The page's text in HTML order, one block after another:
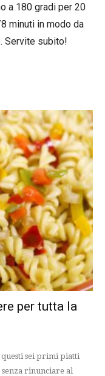
a 180 gradi per 20
minuti in modo da
Servite subito!
per tutta la
sei primi piatti
rinunciare al